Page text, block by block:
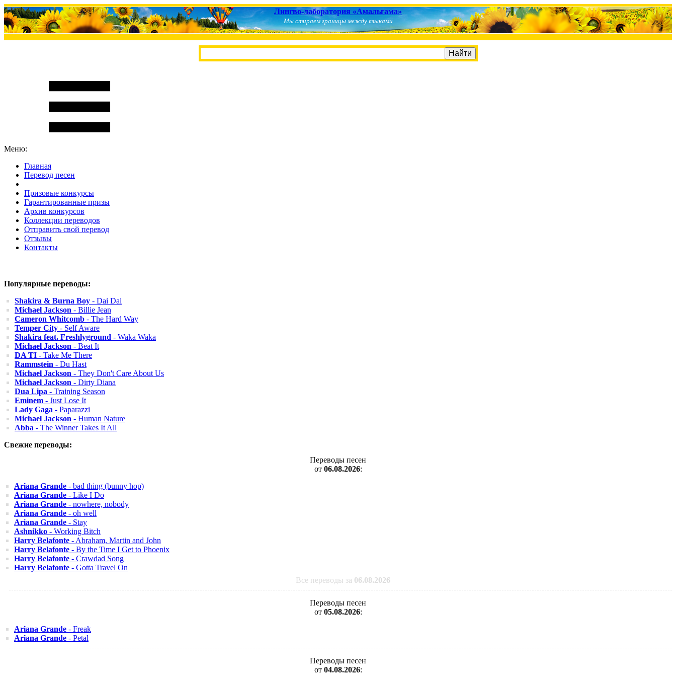
Лингво-лаборатория «Амальгама»
Мы стираем границы между языками
Меню:
Главная
Перевод песен
Призовые конкурсы
Гарантированные призы
Архив конкурсов
Коллекции переводов
Отправить свой перевод
Отзывы
Контакты
Популярные переводы:
Shakira & Burna Boy - Dai Dai
Michael Jackson - Billie Jean
Cameron Whitcomb - The Hard Way
Temper City - Self Aware
Shakira feat. Freshlyground - Waka Waka
Michael Jackson - Beat It
DA TI - Take Me There
Rammstein - Du Hast
Michael Jackson - They Don't Care About Us
Michael Jackson - Dirty Diana
Dua Lipa - Training Season
Eminem - Just Lose It
Lady Gaga - Paparazzi
Michael Jackson - Human Nature
Abba - The Winner Takes It All
Свежие переводы:
Переводы песен
от 06.08.2026:
Ariana Grande - bad thing (bunny hop)
Ariana Grande - Like I Do
Ariana Grande - nowhere, nobody
Ariana Grande - oh well
Ariana Grande - Stay
Ashnikko - Working Bitch
Harry Belafonte - Abraham, Martin and John
Harry Belafonte - By the Time I Get to Phoenix
Harry Belafonte - Crawdad Song
Harry Belafonte - Gotta Travel On
Все переводы за 06.08.2026
Переводы песен
от 05.08.2026:
Ariana Grande - Freak
Ariana Grande - Petal
Переводы песен
от 04.08.2026: